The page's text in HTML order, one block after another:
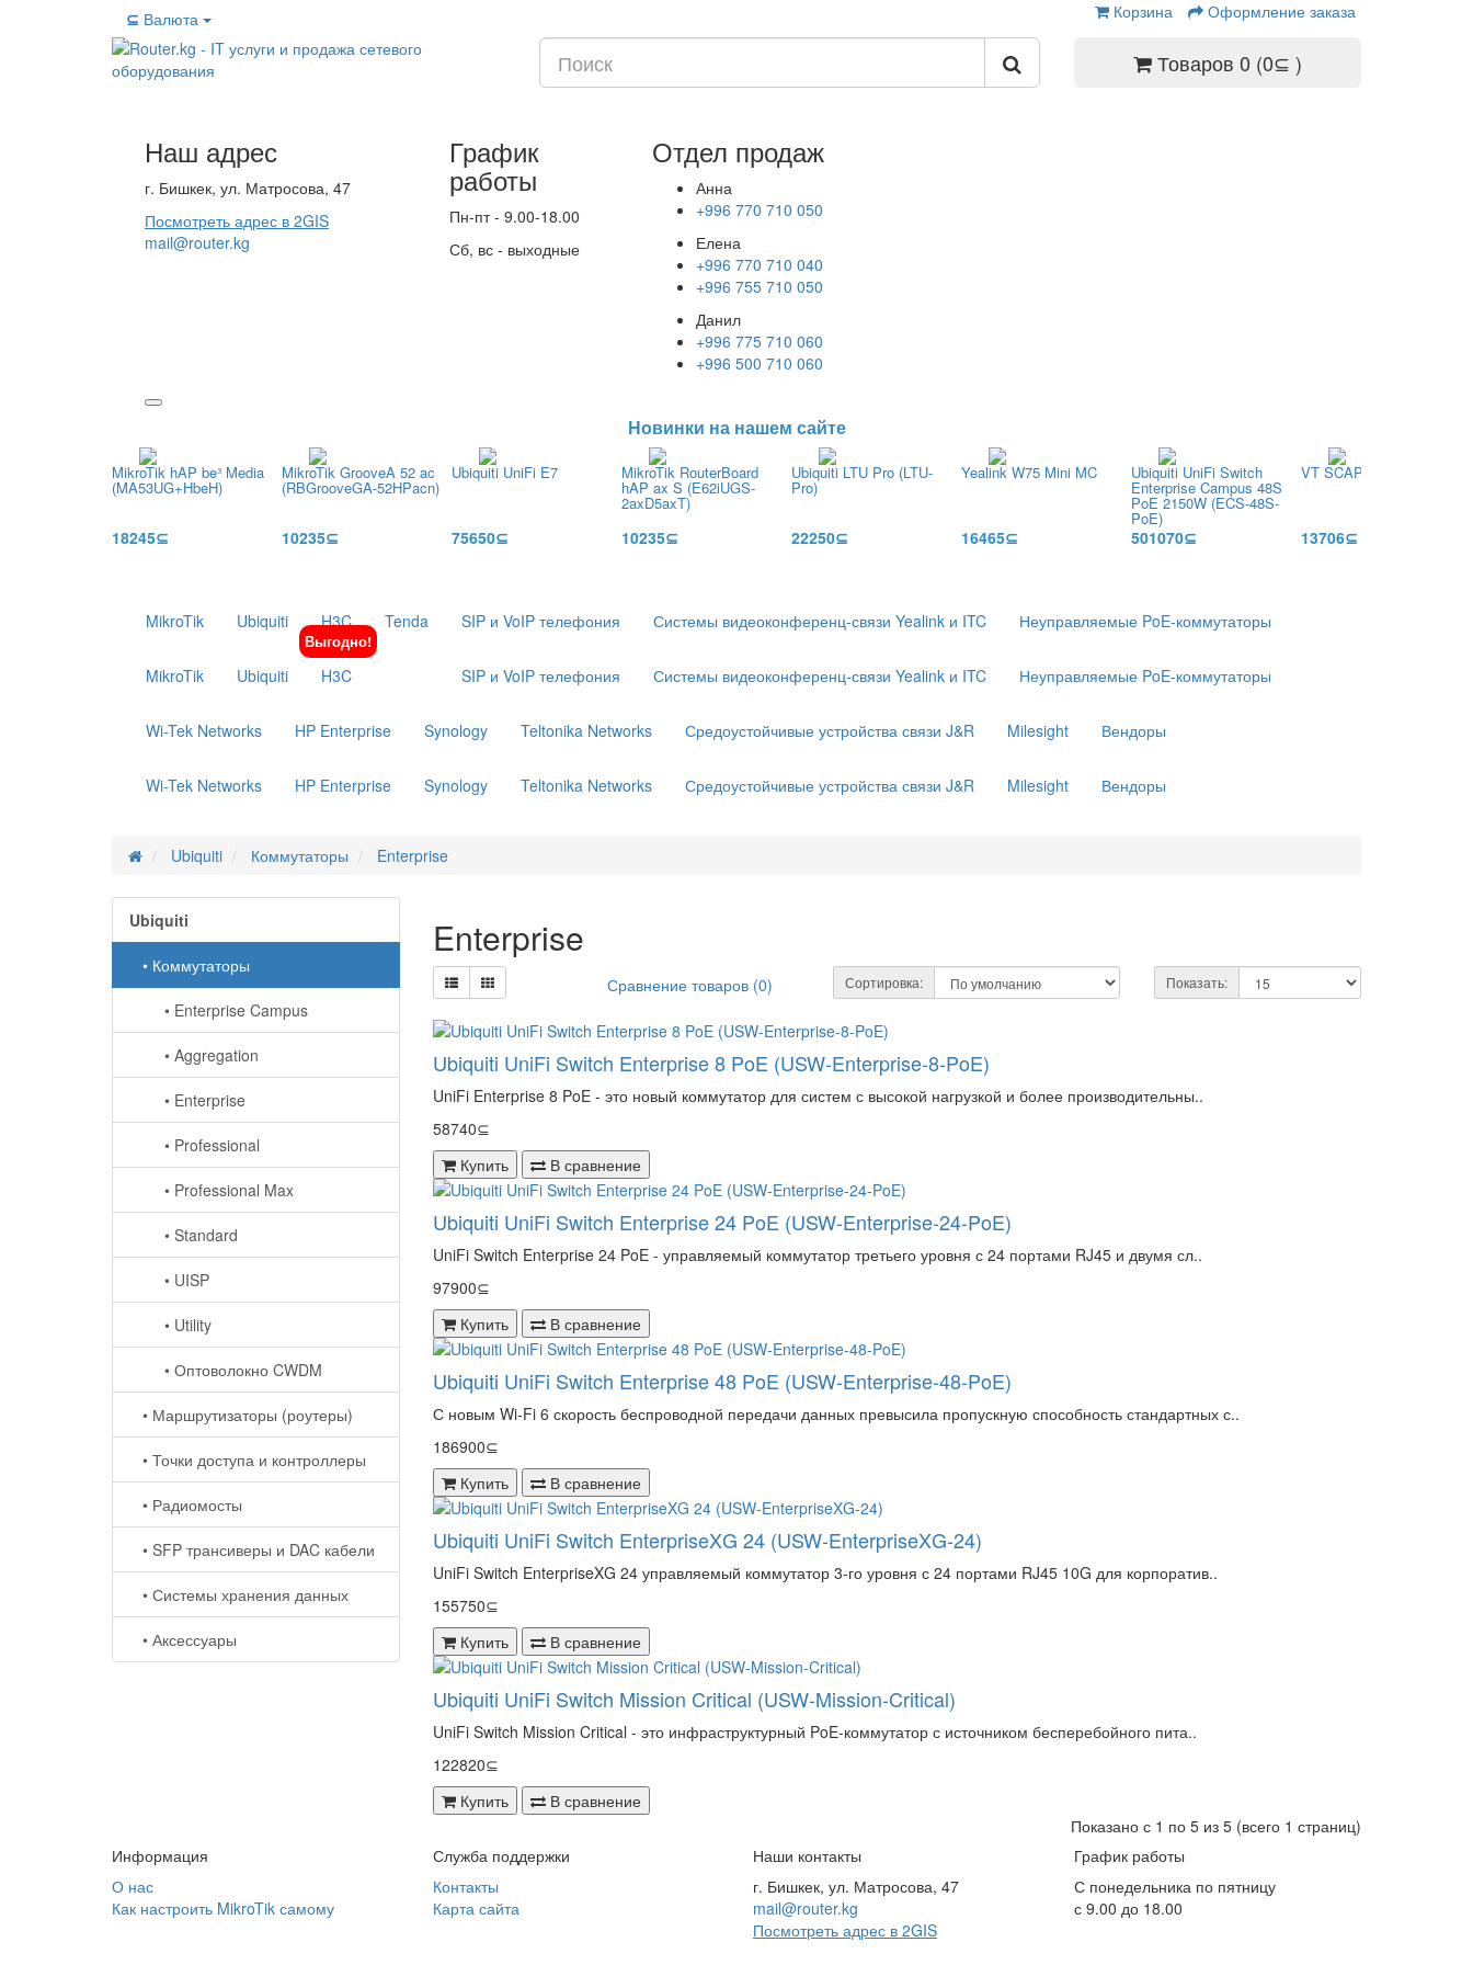
⊆ Валюта Корзина Оформление заказа
Товаров 0 (0⊆ )
Наш адрес
г. Бишкек, ул. Матросова, 47
Посмотреть адрес в 2GIS
mail@router.kg
График
работы
Пн-пт - 9.00-18.00
Сб, вс - выходные
Отдел продаж
Анна
+996 770 710 050
Елена
+996 770 710 040
+996 755 710 050
Данил
+996 775 710 060
+996 500 710 060
Новинки на нашем сайте
MikroTik hAP be³ Media
(MA53UG+HbeH)
18245⊆
MikroTik GrooveA 52 ac
(RBGrooveGA-52HPacn)
10235⊆
Ubiquiti UniFi E7
75650⊆
MikroTik RouterBoard
hAP ax S (E62iUGS-
2axD5axT)
10235⊆
Ubiquiti LTU Pro (LTU-
Pro)
22250⊆
Yealink W75 Mini MC
16465⊆
Ubiquiti UniFi Switch
Enterprise Campus 48S
PoE 2150W (ECS-48S-
PoE)
501070⊆
VT SCAPE 65
13706⊆
MikroTik
MikroTik
Ubiquiti
Ubiquiti
H3C
Выгодно!
H3C
Tenda SIP и VoIP телефония
SIP и VoIP телефония
Системы видеоконференц-связи Yealink и ITC
Системы видеоконференц-связи Yealink и ITC
Неуправляемые PoE-коммутаторы
Неуправляемые PoE-коммутаторы
Wi-Tek Networks
Wi-Tek Networks
HP Enterprise
HP Enterprise
Synology
Synology
Teltonika Networks
Teltonika Networks
Средоустойчивые устройства связи J&R
Средоустойчивые устройства связи J&R
Milesight
Milesight
Вендоры
Вендоры
Ubiquiti Коммутаторы Enterprise
Ubiquiti
• Коммутаторы
• Enterprise Campus
• Aggregation
• Enterprise
• Professional
• Professional Max
• Standard
• UISP
• Utility
• Оптоволокно CWDM
• Маршрутизаторы (роутеры)
• Точки доступа и контроллеры
• Радиомосты
• SFP трансиверы и DAC кабели
• Системы хранения данных
• Аксессуары
Enterprise
Сравнение товаров (0) Сортировка: Показать:
Ubiquiti UniFi Switch Enterprise 8 PoE (USW-Enterprise-8-PoE)
UniFi Enterprise 8 PoE - это новый коммутатор для систем с высокой нагрузкой и более производительны..
58740⊆
Купить
В сравнение
Ubiquiti UniFi Switch Enterprise 24 PoE (USW-Enterprise-24-PoE)
UniFi Switch Enterprise 24 PoE - управляемый коммутатор третьего уровня с 24 портами RJ45 и двумя сл..
97900⊆
Купить
В сравнение
Ubiquiti UniFi Switch Enterprise 48 PoE (USW-Enterprise-48-PoE)
С новым Wi-Fi 6 скорость беспроводной передачи данных превысила пропускную способность стандартных с..
186900⊆
Купить
В сравнение
Ubiquiti UniFi Switch EnterpriseXG 24 (USW-EnterpriseXG-24)
UniFi Switch EnterpriseXG 24 управляемый коммутатор 3-го уровня с 24 портами RJ45 10G для корпоратив..
155750⊆
Купить
В сравнение
Ubiquiti UniFi Switch Mission Critical (USW-Mission-Critical)
UniFi Switch Mission Critical - это инфраструктурный PoE-коммутатор с источником бесперебойного пита..
122820⊆
Купить
В сравнение
Показано с 1 по 5 из 5 (всего 1 страниц)
Информация
О нас
Как настроить MikroTik самому
Служба поддержки
Контакты
Карта сайта
Наши контакты
г. Бишкек, ул. Матросова, 47
mail@router.kg
Посмотреть адрес в 2GIS
График работы
С понедельника по пятницу
с 9.00 до 18.00